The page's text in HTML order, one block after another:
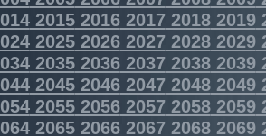
201520162017 20182019
20252026202720282029
203520362037 20382039
204520462047 20482049
205520562057 20582059
206520662067 20682069